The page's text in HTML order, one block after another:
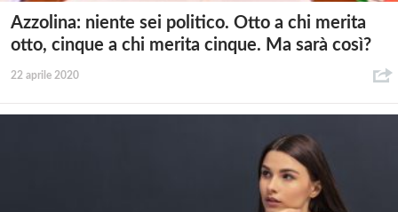
Azzolina: niente sei politico. Otto a chi merita
otto, cinque a chi merita cinque. Ma sarà così?
22 aprile 2020